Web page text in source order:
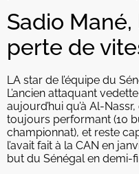
Sadio Mané,
perte de
LA star de l’équipe du
L’ancien attaquant
aujourd’hui qu’à Al-
toujours performant (10
championnat), et reste
l’avait fait à la CAN en
but du Sénégal en demi-